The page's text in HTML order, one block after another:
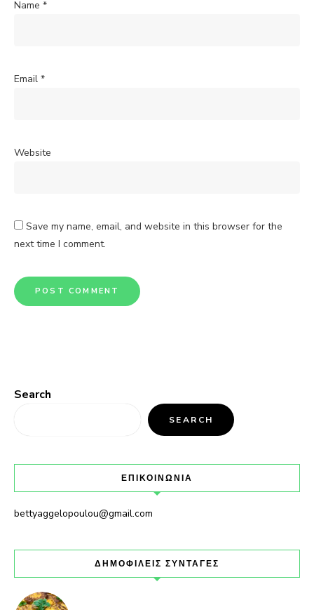
Name *
Email *
Website
Save my name, email, and website in this browser for the
next time I comment.
Search
SEARCH
ΕΠΙΚΟΙΝΩΝΙΑ
bettyaggelopoulou@gmail.com
ΔΗΜΟΦΙΛΕΙΣ ΣΥΝΤΑΓΕΣ